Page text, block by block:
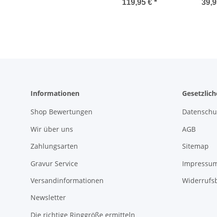
119,95 € *
Informationen
Shop Bewertungen
Wir über uns
Zahlungsarten
Gravur Service
Versandinformationen
Newsletter
Die richtige Ringgröße ermitteln
AGB
Sitemap